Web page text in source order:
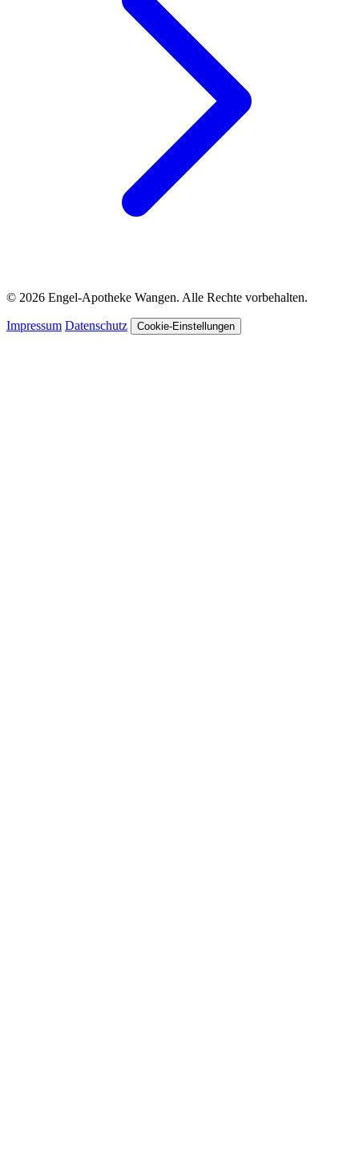
© 2026 Engel-Apotheke Wangen. Alle Rechte vorbehalten.
Impressum Datenschutz Cookie-Einstellungen